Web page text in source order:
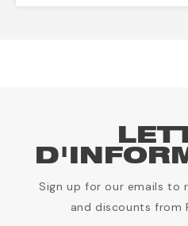
Sign up for our emails to
and discounts from